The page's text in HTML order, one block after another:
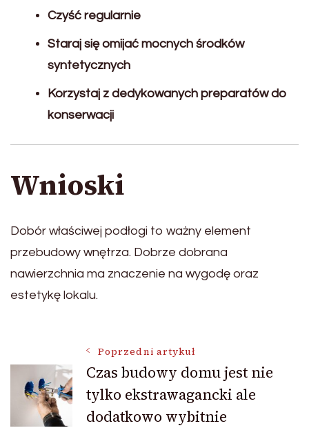
Czyść regularnie
Staraj się omijać mocnych środków
syntetycznych
Korzystaj z dedykowanych preparatów do
konserwacji
Wnioski
Dobór właściwej podłogi to ważny element
przebudowy wnętrza. Dobrze dobrana
nawierzchnia ma znaczenie na wygodę oraz
estetykę lokalu.
Nawigacja
wpisu
Poprzedni artykuł
Czas budowy domu jest nie
tylko ekstrawagancki ale
dodatkowo wybitnie